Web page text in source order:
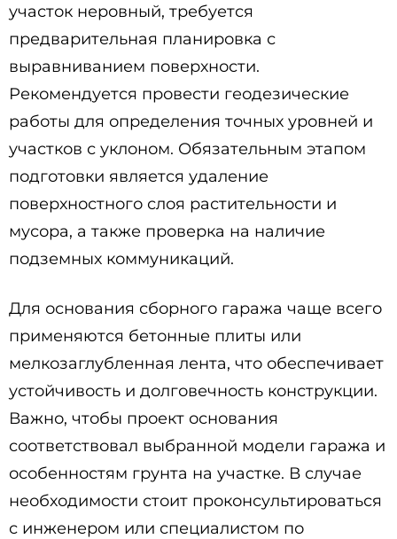
участок неровный, требуется
предварительная планировка с
выравниванием поверхности.
Рекомендуется провести геодезические
работы для определения точных уровней и
участков с уклоном. Обязательным этапом
подготовки является удаление
поверхностного слоя растительности и
мусора, а также проверка на наличие
подземных коммуникаций.
Для основания сборного гаража чаще всего
применяются бетонные плиты или
мелкозаглубленная лента, что обеспечивает
устойчивость и долговечность конструкции.
Важно, чтобы проект основания
соответствовал выбранной модели гаража и
особенностям грунта на участке. В случае
необходимости стоит проконсультироваться
с инженером или специалистом по